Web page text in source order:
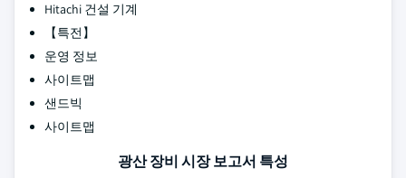
Hitachi 건설 기계
【특전】
운영 정보
사이트맵
샌드빅
사이트맵
광산 장비 시장 보고서 특성